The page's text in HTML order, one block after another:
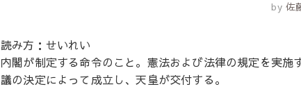
by 佐
読み方：せいれい
内閣が制定する命令のこと。憲法および法律の規定を実
議の決定によって成立し、天皇が交付する。